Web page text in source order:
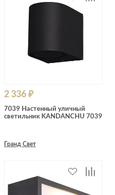
2 336 ₽
7039 Настенный уличный
светильник KANDANCHU 7039
Гранд Свет